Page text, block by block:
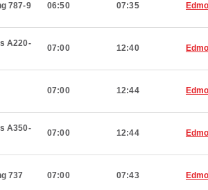
787-9 06:50 07:35
A220-
07:00 12:40
07:00 12:44
A350-
07:00 12:44
737 07:00 07:43